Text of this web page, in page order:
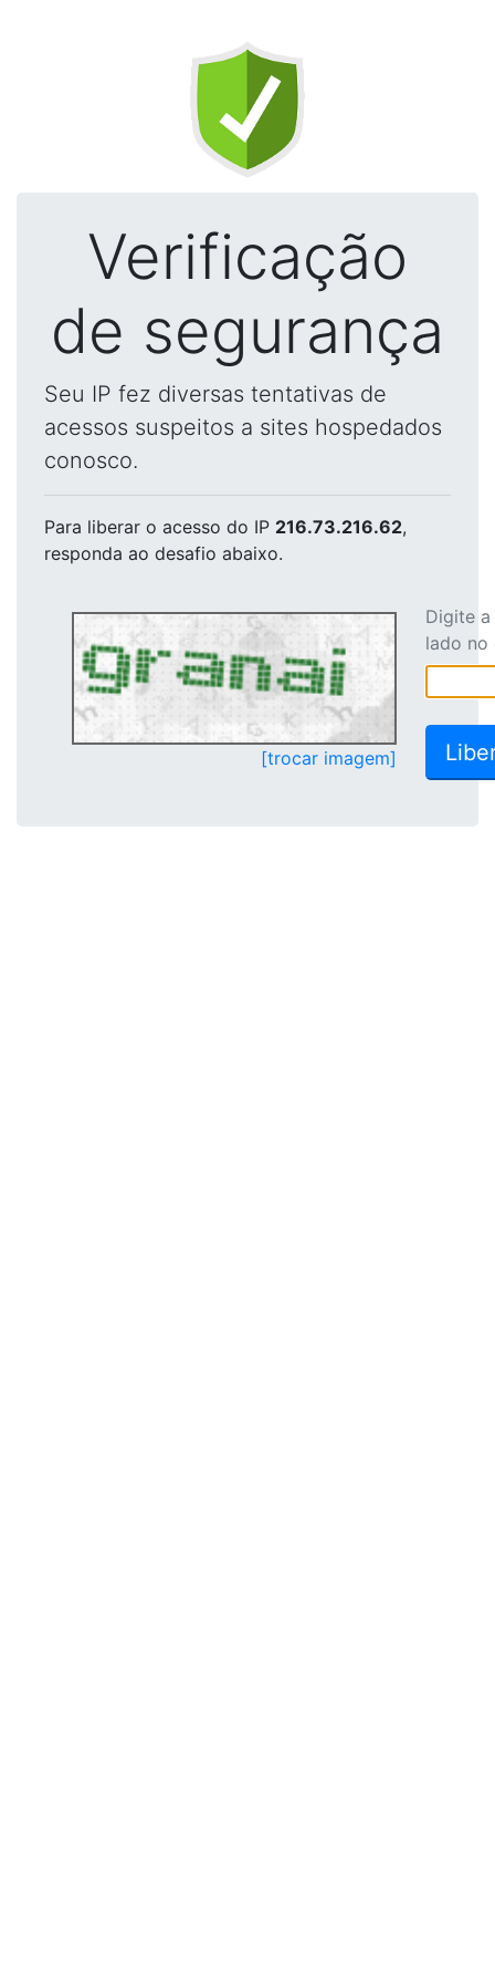
Verificação
de segurança
Seu IP fez diversas tentativas de
acessos suspeitos a sites hospedados
conosco.
Para liberar o acesso do IP 216.73.216.62,
responda ao desafio abaixo.
[trocar imagem]
Digite
lado no